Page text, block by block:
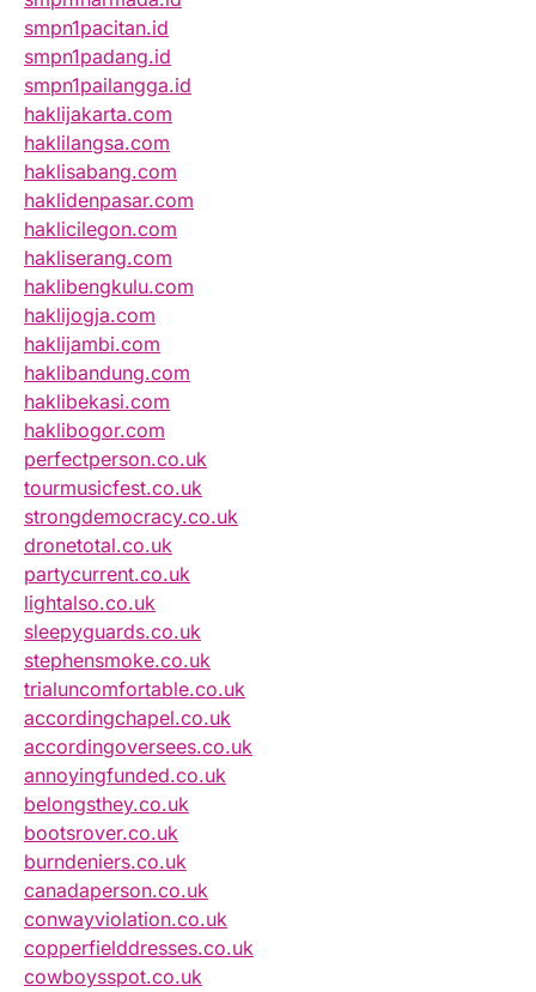
smpn1pacitan.id
smpn1padang.id
smpn1pailangga.id
haklijakarta.com
haklilangsa.com
haklisabang.com
haklidenpasar.com
haklicilegon.com
hakliserang.com
haklibengkulu.com
haklijogja.com
haklijambi.com
haklibandung.com
haklibekasi.com
haklibogor.com
perfectperson.co.uk
tourmusicfest.co.uk
strongdemocracy.co.uk
dronetotal.co.uk
partycurrent.co.uk
lightalso.co.uk
sleepyguards.co.uk
stephensmoke.co.uk
trialuncomfortable.co.uk
accordingchapel.co.uk
accordingoversees.co.uk
annoyingfunded.co.uk
belongsthey.co.uk
bootsrover.co.uk
burndeniers.co.uk
canadaperson.co.uk
conwayviolation.co.uk
copperfielddresses.co.uk
cowboysspot.co.uk